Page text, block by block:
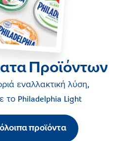
Προϊόντων
εναλλακτική λύση,
το Philadelphia Light
προϊόντα